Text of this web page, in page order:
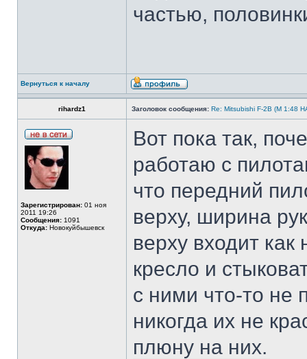
частью,
Вернуться к началу
rihardz1 Заголовок сообщения: Re: Mitsubishi F-2B (M 1:48
Зарегистрирован: 01 ноя
2011 19:26
Сообщения: 1091
Откуда: Новокуйбышевск
Вот пока так,
работаю с
что передний
верху, ширина
верху входит как
кресло и
с ними что-то не
никогда их не
плюну на них.